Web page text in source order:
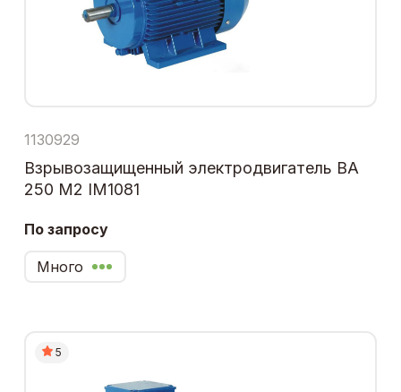
1130929
Взрывозащищенный электродвигатель ВА
250 М2 IM1081
По запросу
Много
5